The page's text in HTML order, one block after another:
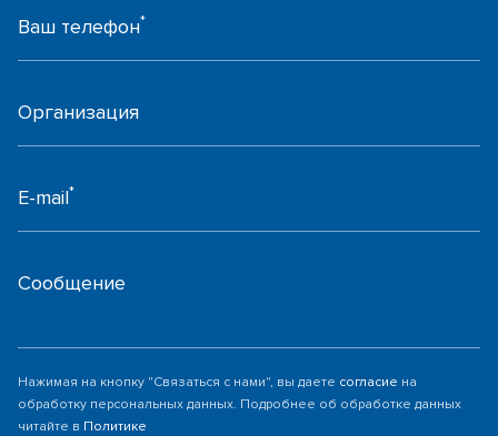
Ваш телефон*
Организация
E-mail*
Сообщение
Нажимая на кнопку "Связаться с нами", вы даете согласие на
обработку персональных данных. Подробнее об обработке данных
читайте в Политике